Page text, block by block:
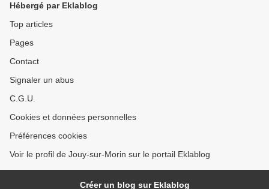
Hébergé par Eklablog
Top articles
Pages
Contact
Signaler un abus
C.G.U.
Cookies et données personnelles
Préférences cookies
Voir le profil de Jouy-sur-Morin sur le portail Eklablog
Créer un blog sur Eklablog